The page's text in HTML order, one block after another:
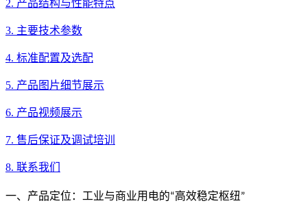
2. 产品结构与性能特点
3. 主要技术参数
4. 标准配置及选配
5. 产品图片细节展示
6. 产品视频展示
7. 售后保证及调试培训
8. 联系我们
一、产品定位：工业与商业用电的“高效稳定枢纽”